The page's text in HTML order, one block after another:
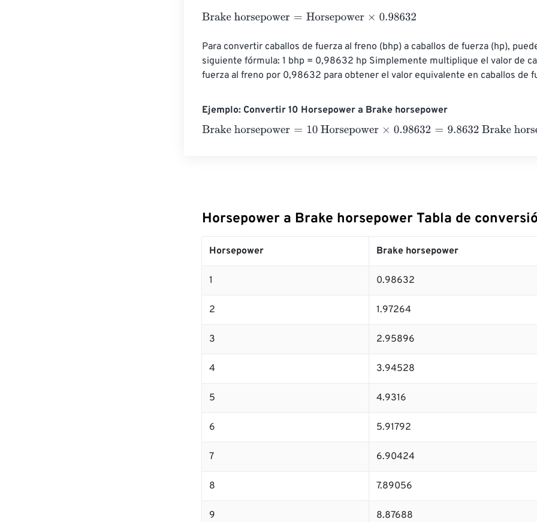
Brake horsepower=Horsepower×0.98632
Para convertir caballos de fuerza al freno (bhp) a caballos de fuerza (hp),
siguiente fórmula: 1 bhp = 0,98632 hp Simplemente multiplique el valor de
fuerza al freno por 0,98632 para obtener el valor equivalente en caballos de
Ejemplo: Convertir 10 Horsepower a Brake horsepower
Brake horsepower=10 Horsepower×0.98632=9.8632 Brake horsepower
Horsepower a Brake horsepower Tabla de
Horsepower Brake horsepower
1 0.98632
2 1.97264
3 2.95896
4 3.94528
5 4.9316
6 5.91792
7 6.90424
8 7.89056
9 8.87688